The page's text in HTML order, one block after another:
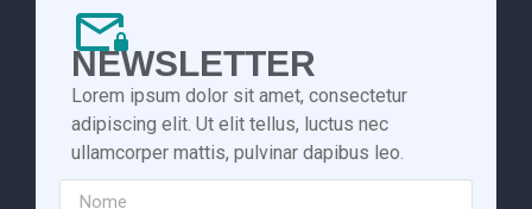
NEWSLETTER
Lorem ipsum dolor sit amet, consectetur
adipiscing elit. Ut elit tellus, luctus nec
ullamcorper mattis, pulvinar dapibus leo.